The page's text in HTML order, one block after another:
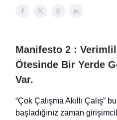
Manifesto 2 :
Ötesinde Bir Yerde
Var.
“Çok Çalışma Akıllı Çalış”
başladığınız zaman